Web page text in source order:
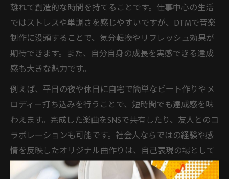
離れて創造的な時間を持てることです。仕事中心の生活
ではストレスや単調さを感じやすいですが、DTMで音楽
制作に没頭することで、気分転換やリフレッシュ効果が
期待できます。また、自分自身の成長を実感できる達成
感も大きな魅力です。
例えば、平日の夜や休日に自宅で簡単なビート作りやメ
ロディー打ち込みを行うことで、短時間でも達成感を味
わえます。完成した楽曲をSNSで共有したり、友人とのコ
ラボレーションも可能です。社会人ならではの経験や感
情を反映したオリジナル曲作りは、自己表現の場として
も活用できます。